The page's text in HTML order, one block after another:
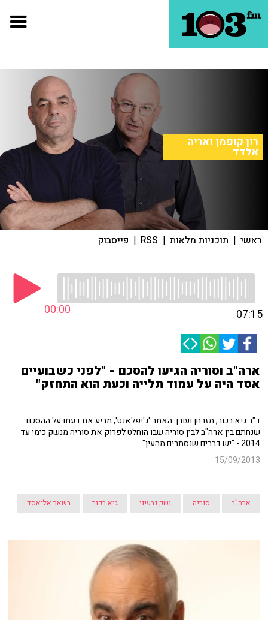
רון קופמן ואריה
אלדד
ראשי | תוכניות מלאות |
RSS
| פייסבוק
00:00 07:15
ארה"ב וסוריה הגיעו להסכם - "לפני כשבועיים
אסד היה על עמוד תלייה וכעת הוא התחזק"
ד"ר גיא בכור, מזרחן ועורך האתר 'ג'יפלאנט', מביע את דעתו על ההסכם
שנחתם בין ארה"ב לבין סוריה שבו הוחלט לפרוק את סוריה מנשק כימי עד
2014 - "יש דברים שנסתרים מהעין"
15/09/2013
ארה"ב סוריה נשק גרעיני גיא בכור בשאר אל־אסד